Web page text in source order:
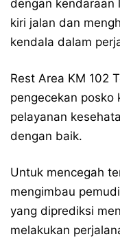
dengan kendaraan
kiri jalan dan
kendala dalam
Rest Area KM 102
pengecekan posko
pelayanan
dengan baik.
Untuk mencegah
mengimbau
yang diprediksi
melakukan